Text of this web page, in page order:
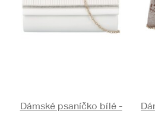
Dámské psaníčko bílé -